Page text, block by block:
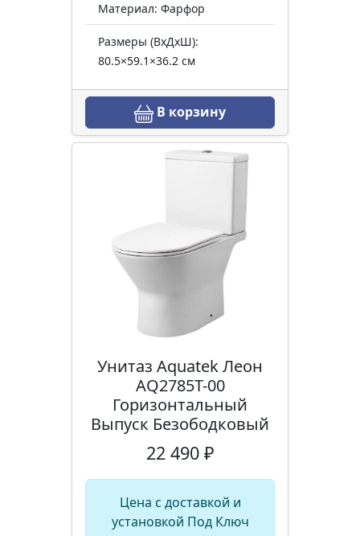
Материал: Фарфор
Размеры (ВхДхШ):
80.5×59.1×36.2 см
В корзину
Унитаз Aquatek Леон
AQ2785T-00
Горизонтальный
Выпуск Безободковый
22 490 ₽
Цена с доставкой и
установкой Под Ключ